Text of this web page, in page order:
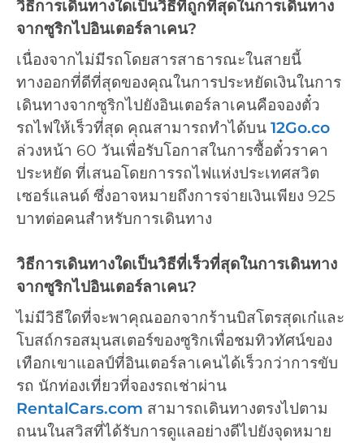
วิธีการเดินทางใดเป็นวิธีที่ถูกที่สุดในการเดินทาง
จากซูริกไปอินเตอร์ลาเคน?
เนื่องจากไม่มีรถโดยสารสาธารณะในสายนี้
ทางออกที่ดีที่สุดของคุณในการประหยัดเงินในการ
เดินทางจากซูริกไปยังอินเตอร์ลาเคนคือจองตั๋ว
รถไฟให้เร็วที่สุด คุณสามารถทำได้บน 12Go.co
ล่วงหน้า 60 วันเพื่อรับโอกาสในการซื้อตั๋วราคา
ประหยัด ที่เสนอโดยการรถไฟแห่งประเทศสวิต
เซอร์แลนด์ ซึ่งอาจหมายถึงการจ่ายเงินเพียง 925
บาทต่อคนสำหรับการเดินทาง
วิธีการเดินทางใดเป็นวิธีที่เร็วที่สุดในการเดินทาง
จากซูริกไปอินเตอร์ลาเคน?
ไม่มีวิธีใดที่จะพาคุณออกจากร้านบิสโตรสุดเก๋และ
โบสถ์กรอสมุนสเตอร์ของซูริกเพื่อชมทิวทัศน์ของ
เทือกเขาแอลป์ที่อินเตอร์ลาเคนได้เร็วกว่าการขับ
รถ นักท่องเที่ยวที่จองรถเช่าผ่าน
RentalCars.com สามารถเดินทางตรงไปตาม
ถนนในสวิสที่ได้รับการดูแลอย่างดีไปยังจุดหมาย